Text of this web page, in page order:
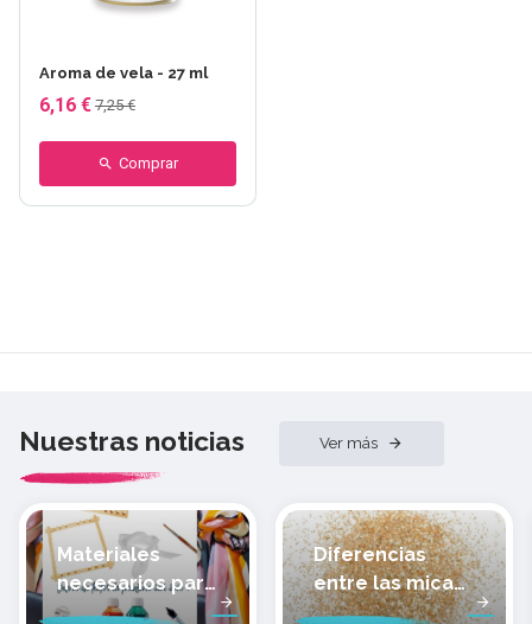
Aroma de vela - 27 ml
6,16 € 7,25 €
Comprar
Nuestras noticias Ver más
Materiales
necesarios para
pintar sobre
Diferencias
entre las micas
de las arcillas